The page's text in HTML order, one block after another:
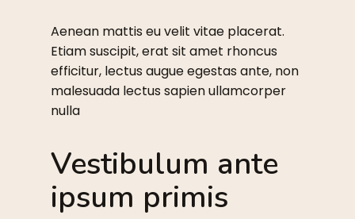
Aenean mattis eu velit vitae placerat.
Etiam suscipit, erat sit amet rhoncus
efficitur, lectus augue egestas ante, non
malesuada lectus sapien ullamcorper
nulla
Vestibulum ante
ipsum primis